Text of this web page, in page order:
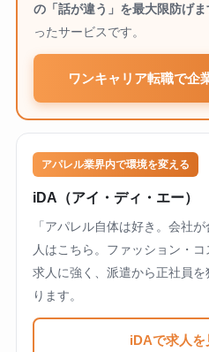
の「話が違う」を最大限防げま
ったサービスです。
ワンキャリア転職で企
アパレル業界内で環境を変える
iDA（アイ・ディ・エー）
「アパレル自体は好き。会社
人はこちら。ファッション・
求人に強く、派遣から正社員
ります。
iDAで求人を